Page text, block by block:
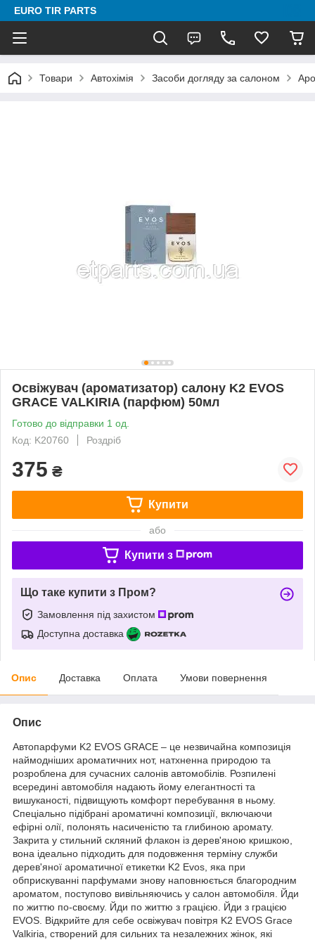
EURO TIR PARTS
Товари Автохімія Засоби догляду за салоном
Освіжувач (ароматизатор) салону K2 EVOS
GRACE VALKIRIA (парфюм) 50мл
Готово до відправки 1 од.
Код: K20760
Роздріб
375 ₴
Купити
або
Купити з
Що таке купити з Пром?
Замовлення під захистом
Доступна доставка
Опис Доставка Оплата Умови повернення
Опис
Автопарфуми K2 EVOS GRACE – це незвичайна композиція
наймодніших ароматичних нот, натхненна природою та
розроблена для сучасних салонів автомобілів. Розпилені
всередині автомобіля надають йому елегантності та
вишуканості, підвищують комфорт перебування в ньому.
Спеціально підібрані ароматичні композиції, включаючи
ефірні олії, полонять насиченістю та глибиною аромату.
Закрита у стильний скляний флакон із дерев'яною кришкою,
вона ідеально підходить для подовження терміну служби
дерев'яної ароматичної етикетки K2 Evos, яка при
обприскуванні парфумами знову наповнюється благородним
ароматом, поступово вивільняючись у салон автомобіля. Йди
по життю по-своєму. Йди по життю з грацією. Йди з грацією
EVOS. Відкрийте для себе освіжувач повітря K2 EVOS Grace
Valkiria, створений для сильних та незалежних жінок, які